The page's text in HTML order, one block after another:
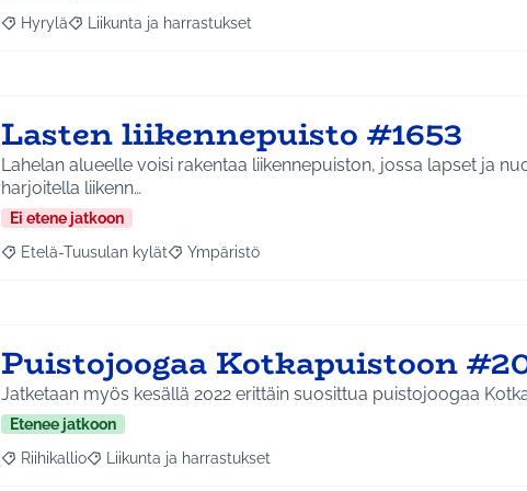
Rajaa tulokset aihepiirin mukaan: Hyrylä
Hyrylä Rajaa tulokset teeman mukaan: Liikunta ja harrastukset
Liikunta ja harrastukset
Lasten liikennepuisto #1653
Lahelan alueelle voisi rakentaa liikennepuiston, jossa lapset ja
harjoitella liikenn…
Ei etene jatkoon
Rajaa tulokset aihepiirin mukaan: Etelä-Tuusulan kylät
Etelä-Tuusulan kylät Rajaa tulokset teeman mukaan: Ympäristö
Ympäristö
Puistojoogaa Kotkapuistoon
Jatketaan myös kesällä 2022 erittäin suosittua puistojoogaa
Etenee jatkoon
Rajaa tulokset aihepiirin mukaan: Riihikallio
Riihikallio Rajaa tulokset teeman mukaan: Liikunta ja harrastukset
Liikunta ja harrastukset